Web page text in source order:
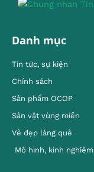
Danh mục
Tin tức, sự kiện
Chính sách
Sản phẩm OCOP
Sản vật vùng miền
Vẻ đẹp làng quê
Mô hình, kinh nghiêm